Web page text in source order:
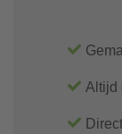
Altijd